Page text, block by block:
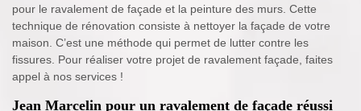
pour le ravalement de façade et la peinture des murs. Cette
technique de rénovation consiste à nettoyer la façade de votre
maison. C’est une méthode qui permet de lutter contre les
fissures. Pour réaliser votre projet de ravalement façade, faites
appel à nos services !
Jean Marcelin pour un ravalement de façade réussi